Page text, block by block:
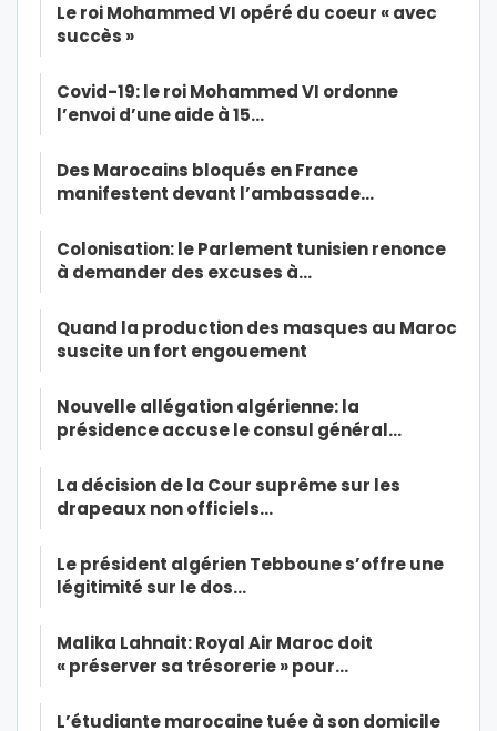
Le roi Mohammed VI opéré du coeur « avec
succès »
Covid-19: le roi Mohammed VI ordonne
l’envoi d’une aide à 15…
Des Marocains bloqués en France
manifestent devant l’ambassade…
Colonisation: le Parlement tunisien renonce
à demander des excuses à…
Quand la production des masques au Maroc
suscite un fort engouement
Nouvelle allégation algérienne: la
présidence accuse le consul général…
La décision de la Cour suprême sur les
drapeaux non officiels…
Le président algérien Tebboune s’offre une
légitimité sur le dos…
Malika Lahnait: Royal Air Maroc doit
« préserver sa trésorerie » pour…
L’étudiante marocaine tuée à son domicile